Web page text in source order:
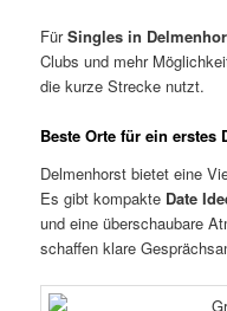
FürSingles in
Clubs und mehr
die kurze Strecke nutzt.
Beste Orte für ein erstes
Delmenhorst bietet eine
Es gibt kompakte Date
und eine überschaubare
schaffen klare